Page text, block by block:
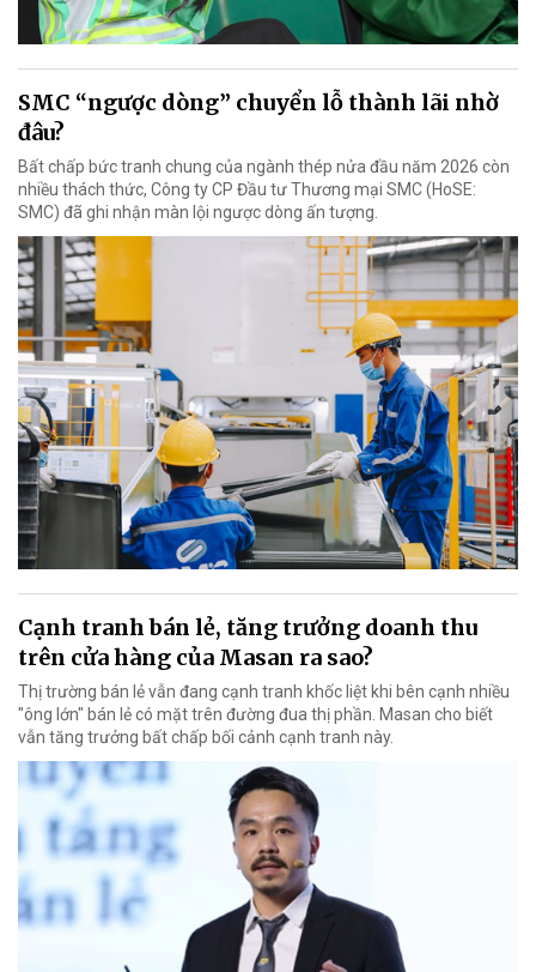
SMC “ngược dòng” chuyển lỗ thành lãi nhờ
đâu?
Bất chấp bức tranh chung của ngành thép nửa đầu năm 2026 còn
nhiều thách thức, Công ty CP Đầu tư Thương mại SMC (HoSE:
SMC) đã ghi nhận màn lội ngược dòng ấn tượng.
Cạnh tranh bán lẻ, tăng trưởng doanh thu
trên cửa hàng của Masan ra sao?
Thị trường bán lẻ vẫn đang cạnh tranh khốc liệt khi bên cạnh nhiều
"ông lớn" bán lẻ có mặt trên đường đua thị phần. Masan cho biết
vẫn tăng trưởng bất chấp bối cảnh cạnh tranh này.